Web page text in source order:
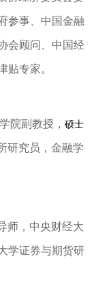
参事、中国金融
会顾问、中国经
贴专家。
院副教授， 硕士
研究员，金融学
师，中央财经大
学证券与期货研